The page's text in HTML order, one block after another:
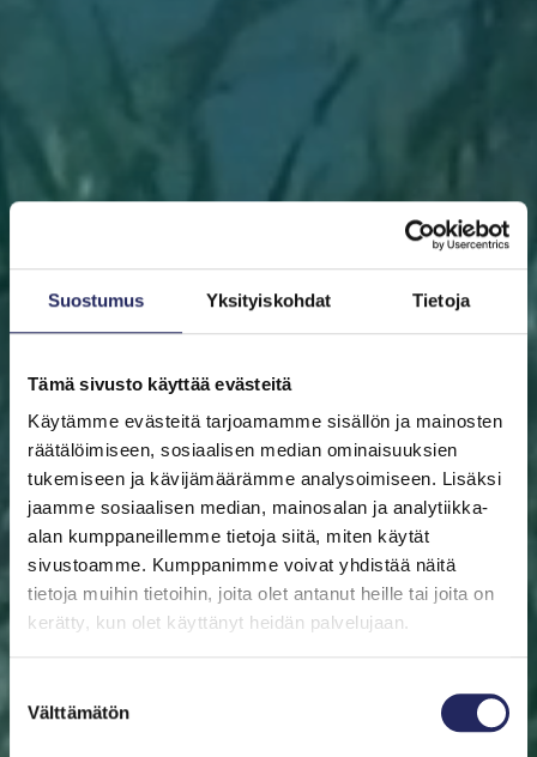
Suostumus Yksityiskohdat Tietoja
Tämä sivusto käyttää evästeitä
Käytämme evästeitä tarjoamamme sisällön ja mainosten
räätälöimiseen, sosiaalisen median ominaisuuksien
tukemiseen ja kävijämäärämme analysoimiseen. Lisäksi
jaamme sosiaalisen median, mainosalan ja analytiikka-
alan kumppaneillemme tietoja siitä, miten käytät
sivustoamme. Kumppanimme voivat yhdistää näitä
tietoja muihin tietoihin, joita olet antanut heille tai joita on
kerätty, kun olet käyttänyt heidän palvelujaan.
valinta
Välttämätön
ETUSIVU AUTA ITÄMERTA LAHJOITA
PELASTA
PALA
Auta pelastamaan Itämeri. Pala Itämerta on myös